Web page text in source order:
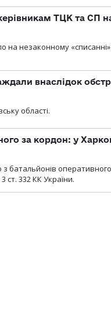
ТЦК та СП
на незаконному
внаслідок
області.
за кордон: у
батальйонів оперативного
ст. 332 КК України.